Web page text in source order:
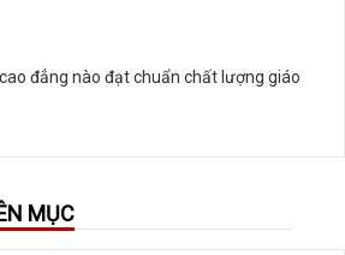
đẳng nào đạt chuẩn chất lượng giáo
MỤC